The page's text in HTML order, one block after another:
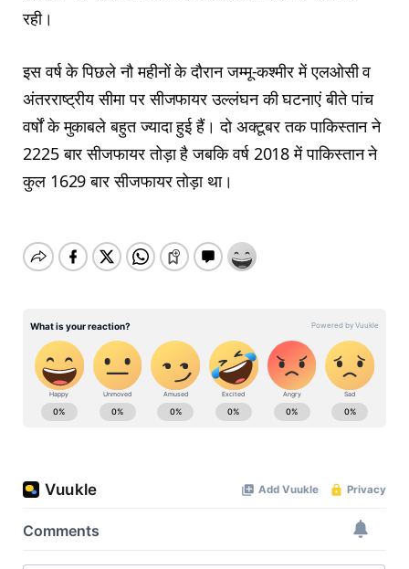
रही।
इस वर्ष के पिछले नौ महीनों के दौरान जम्मू-कश्मीर में एलओसी व
अंतरराष्ट्रीय सीमा पर सीजफायर उल्लंघन की घटनाएं बीते पांच
वर्षों के मुकाबले बहुत ज्यादा हुई हैं। दो अक्टूबर तक पाकिस्तान ने
2225 बार सीजफायर तोड़ा है जबकि वर्ष 2018 में पाकिस्तान ने
कुल 1629 बार सीजफायर तोड़ा था।